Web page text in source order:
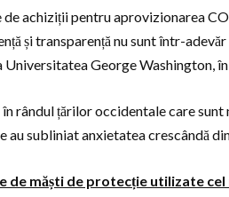
de achiziții pentru aprovizionarea
și transparență nu sunt într-
Universitatea George Washington,
în rândul țărilor occidentale care
au subliniat anxietatea crescândă
de măști de protecție utilizate